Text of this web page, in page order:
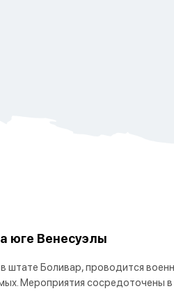
юге Венесуэлы
штате Боливар, проводится
Мероприятия сосредоточены